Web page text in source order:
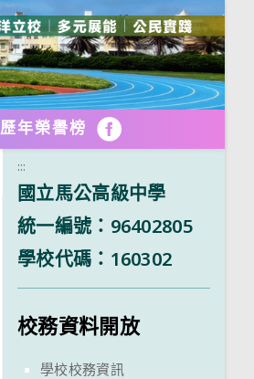
歷年榮譽榜 FB
:::
國立馬公高級中學
統一編號：96402805
學校代碼：160302
校務資料開放
學校校務資訊